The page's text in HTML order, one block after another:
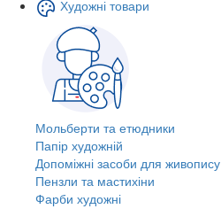
Художні товари
Мольберти та етюдники
Папір художній
Допоміжні засоби для живопису
Пензли та мастихіни
Фарби художні